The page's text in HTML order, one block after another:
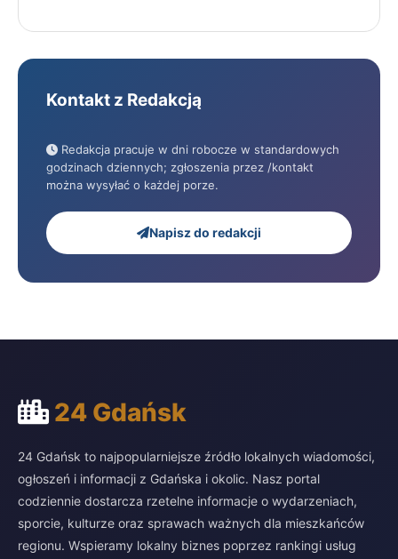
Kontakt z Redakcją
Redakcja pracuje w dni robocze w standardowych
godzinach dziennych; zgłoszenia przez /kontakt
można wysyłać o każdej porze.
Napisz do redakcji
24 Gdańsk
24 Gdańsk to najpopularniejsze źródło lokalnych wiadomości,
ogłoszeń i informacji z Gdańska i okolic. Nasz portal
codziennie dostarcza rzetelne informacje o wydarzeniach,
sporcie, kulturze oraz sprawach ważnych dla mieszkańców
regionu. Wspieramy lokalny biznes poprzez rankingi usług